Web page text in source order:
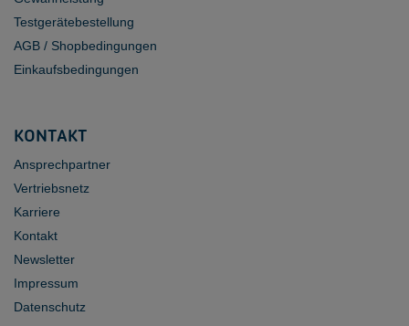
Testgerätebestellung
AGB / Shopbedingungen
Einkaufsbedingungen
KONTAKT
Ansprechpartner
Vertriebsnetz
Karriere
Kontakt
Newsletter
Impressum
Datenschutz